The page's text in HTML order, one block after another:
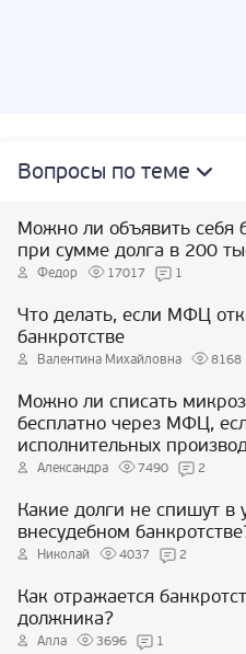
Вопросы по теме
Можно ли объявить себя
при сумме долга в 200
Федор 17017 1
Что делать, если МФЦ
банкротстве
Валентина Михайловна 8168
Можно ли списать
бесплатно через МФЦ,
исполнительных
Александра 7490 2
Какие долги не спишут
внесудебном
Николай 4037 2
Как отражается
должника?
Алла 3696 1